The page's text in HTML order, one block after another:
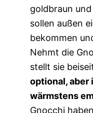
goldbraun
sollen außen
bekommen
Nehmt die
stellt sie
optional, aber
wärmstens
Gnocchi